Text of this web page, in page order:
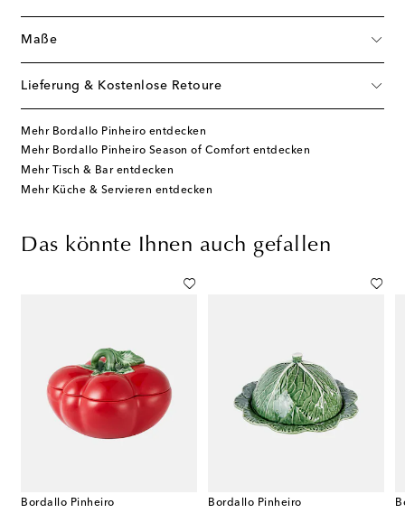
Maße
Lieferung & Kostenlose Retoure
Mehr Bordallo Pinheiro entdecken
Mehr Bordallo Pinheiro Season of Comfort entdecken
Mehr Tisch & Bar entdecken
Mehr Küche & Servieren entdecken
Das könnte Ihnen auch gefallen
Bordallo Pinheiro
Bordallo Pinheiro